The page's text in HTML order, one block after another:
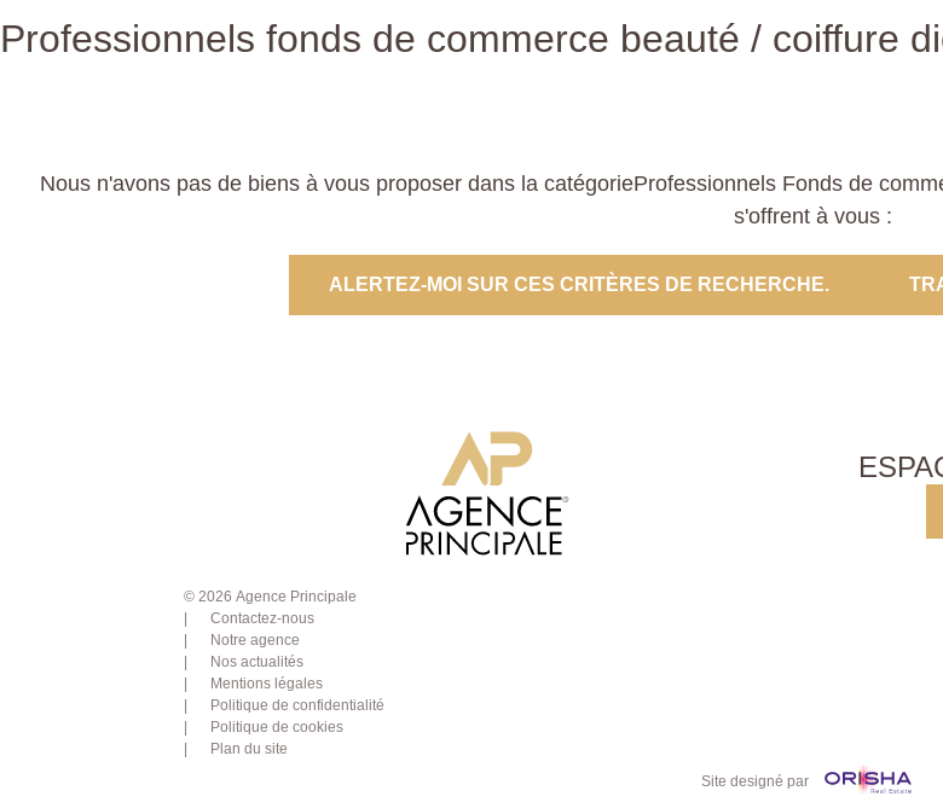
Professionnels fonds de commerce beauté / coiffure
Nous n'avons pas de biens à vous proposer dans la catégorieProfessionnels Fonds de
s'offrent à vous :
ALERTEZ-MOI SUR CES CRITÈRES DE RECHERCHE.
© 2026 Agence Principale
Contactez-nous
Notre agence
Nos actualités
Mentions légales
Politique de confidentialité
Politique de cookies
Plan du site
Site designé par